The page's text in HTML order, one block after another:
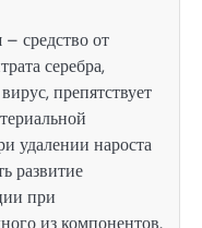
средство от
серебра,
препятствует
удалении нароста
развитие
при
из компонентов.